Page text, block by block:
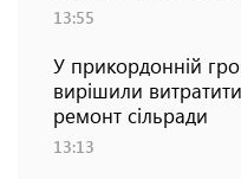
13:55
У прикордонній
вирішили
ремонт сільради
13:13